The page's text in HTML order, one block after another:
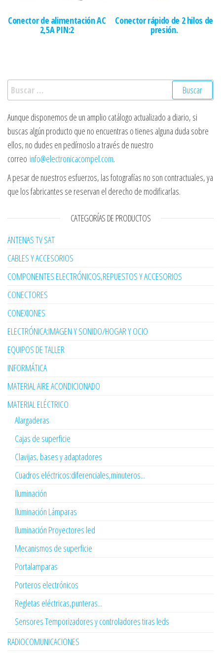
Conector de alimentación AC
2,5A PIN:2
Conector rápido de 2 hilos de
presión.
Buscar:
Aunque disponemos de un amplio catálogo actualizado a diario, si
buscas algún producto que no encuentras o tienes alguna duda sobre
ellos, no dudes en pedírnoslo a través de nuestro
correo info@electronicacompel.com.
A pesar de nuestros esfuerzos, las fotografías no son contractuales, ya
que los fabricantes se reservan el derecho de modificarlas.
CATEGORÍAS DE PRODUCTOS
ANTENAS TV SAT
CABLES Y ACCESORIOS
COMPONENTES ELECTRÓNICOS,REPUESTOS Y ACCESORIOS
CONECTORES
CONEXIONES
ELECTRÓNICA:IMAGEN Y SONIDO/HOGAR Y OCIO
EQUIPOS DE TALLER
INFORMÁTICA
MATERIAL AIRE ACONDICIONADO
MATERIAL ELÉCTRICO
Alargaderas
Cajas de superficie
Clavijas, bases y adaptadores
Cuadros eléctricos:diferenciales,minuteros...
Iluminación
Iluminación Lámparas
Iluminación Proyectores led
Mecanismos de superficie
Portalamparas
Porteros electrónicos
Regletas eléctricas,punteras...
Sensores Temporizadores y controladores tiras leds
RADIOCOMUNICACIONES